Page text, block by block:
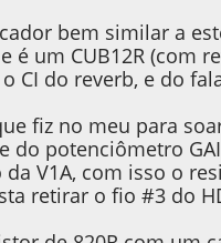
bem similar a
é um CUB12R (com
CI do reverb, e do
fiz no meu para
do potenciômetro
V1A, com isso o
retirar o fio #3 do